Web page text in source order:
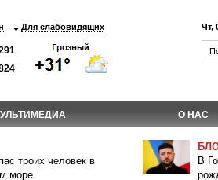
Для слабовидящих Чт,
О НАС
троих человек в
море
В